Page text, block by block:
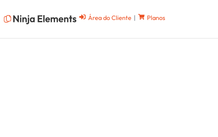
Área do Cliente | Planos